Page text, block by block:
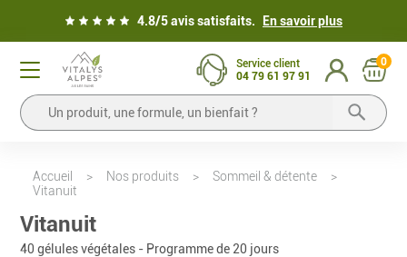
4.8/5 avis satisfaits. En savoir plus
Service client
04 79 61 97 91
0
Accueil > Nos produits > Sommeil & détente
>
Vitanuit
Vitanuit
40 gélules végétales - Programme de 20 jours